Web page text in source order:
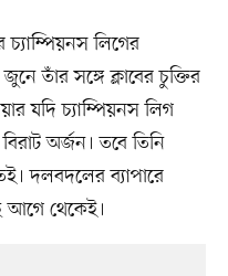
চ্যাম্পিয়নস লিগের
তাঁর সঙ্গে ক্লাবের চুক্তির
যদি চ্যাম্পিয়নস লিগ
অর্জন। তবে তিনি
দলবদলের ব্যাপারে
আগে থেকেই।